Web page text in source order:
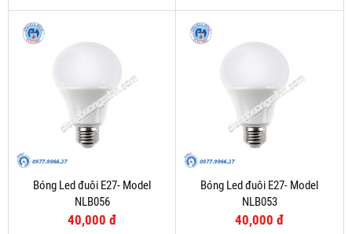
Bóng Led đuôi E27- Model
NLB056
40,000 đ
Bóng Led đuôi E27- Model
NLB053
40,000 đ